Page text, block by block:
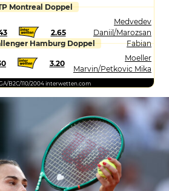
Montreal Doppel
2.65
Medvedev
Daniil/Marozsan
Fabian
Hamburg Doppel
3.20
Moeller
Marvin/Petkovic Mika
B2C/110/2004 interwetten.com